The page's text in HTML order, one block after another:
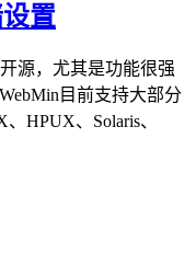
置
源，尤其是功能很强
目前支持大部分
HPUX、Solaris、